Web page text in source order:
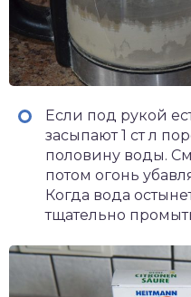
Если под рукой
засыпают 1 ст л
половину воды.
потом огонь
Когда вода
тщательно